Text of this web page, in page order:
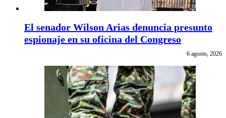
El senador Wilson Arias denuncia presunto
espionaje en su oficina del Congreso
6 agosto, 2026